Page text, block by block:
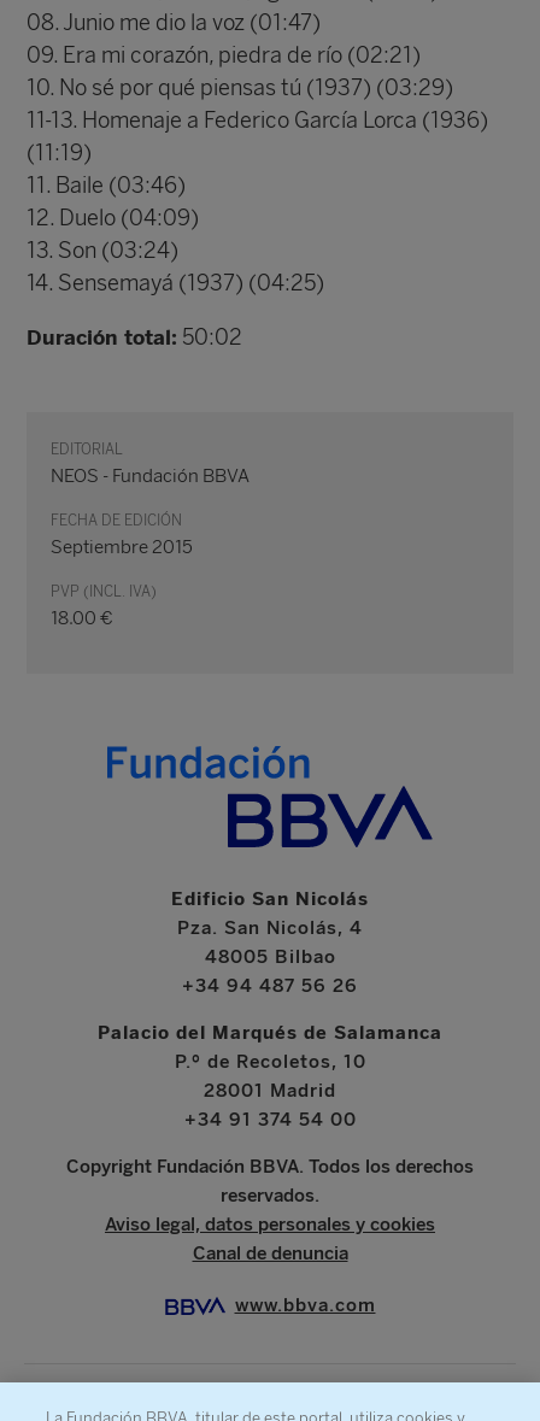
EDITORIAL
NEOS - Fundación BBVA
FECHA DE EDICIÓN
Septiembre 2015
PVP (INCL. IVA)
18.00 €
08. Junio me dio la voz (01:47)
09. Era mi corazón, piedra de río (02:21)
10. No sé por qué piensas tú (1937) (03:29)
11-13. Homenaje a Federico García Lorca (1936)
(11:19)
11. Baile (03:46)
12. Duelo (04:09)
13. Son (03:24)
14. Sensemayá (1937) (04:25)
Duración total: 50:02
Edificio San Nicolás
Pza. San Nicolás, 4
48005 Bilbao
+34 94 487 56 26
Palacio del Marqués de Salamanca
P.º de Recoletos, 10
28001 Madrid
+34 91 374 54 00
Copyright Fundación BBVA. Todos los derechos
reservados.
Aviso legal, datos personales y cookies
Canal de denuncia
www.bbva.com